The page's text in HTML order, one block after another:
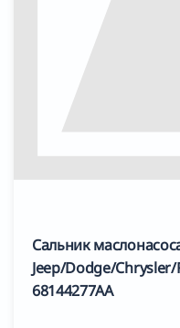
Сальник
Jeep/Dodge/
68144277AA